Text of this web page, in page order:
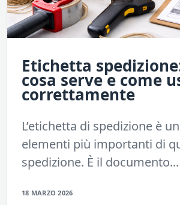
Etichetta spedizione:
cosa serve e come
correttamente
L’etichetta di spedizione è
elementi più importanti di
spedizione. È il documento...
18 MARZO 2026